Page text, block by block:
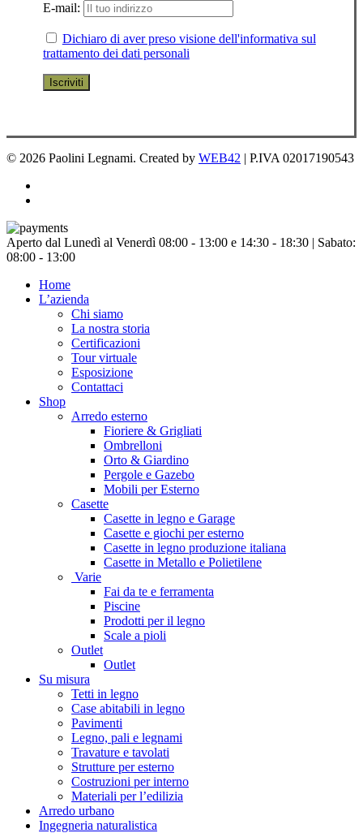
E-mail:
Dichiaro di aver preso visione dell'informativa sul
trattamento dei dati personali
© 2026 Paolini Legnami. Created by WEB42 | P.IVA 02017190543
Chiudi
menu
Aperto dal Lunedì al Venerdì 08:00 - 13:00 e 14:30 - 18:30 | Sabato:
08:00 - 13:00
Home
L’azienda
Chi siamo
La nostra storia
Certificazioni
Tour virtuale
Esposizione
Contattaci
Shop
Arredo esterno
Fioriere & Grigliati
Ombrelloni
Orto & Giardino
Pergole e Gazebo
Mobili per Esterno
Casette
Casette in legno e Garage
Casette e giochi per esterno
Casette in legno produzione italiana
Casette in Metallo e Polietilene
Varie
Fai da te e ferramenta
Piscine
Prodotti per il legno
Scale a pioli
Outlet
Outlet
Su misura
Tetti in legno
Case abitabili in legno
Pavimenti
Legno, pali e legnami
Travature e tavolati
Strutture per esterno
Costruzioni per interno
Materiali per l’edilizia
Arredo urbano
Ingegneria naturalistica